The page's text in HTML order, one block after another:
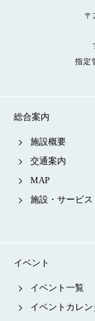
〒
指定
総合案内
施設概要
交通案内
MAP
施設・サービス
イベント
イベント一覧
イベントカレン